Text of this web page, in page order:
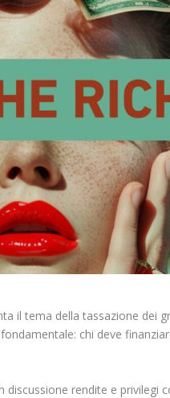
il tema della tassazione dei
chi deve
rendite e privilegi